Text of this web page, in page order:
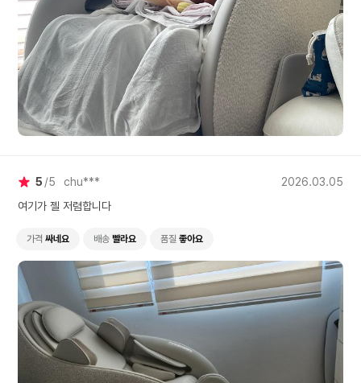
5 5 chu***
2026.03.05
여기가 젤 저렴합니다
가격 싸네요 배송 빨라요 품질 좋아요